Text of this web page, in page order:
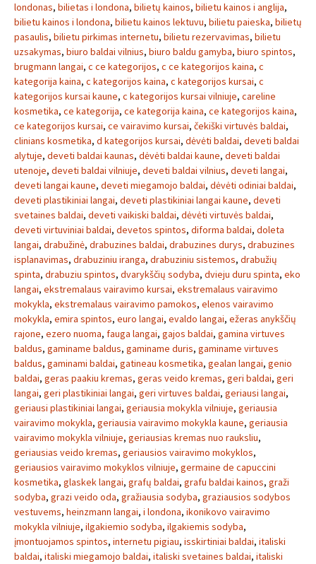
londonas, bilietas i londona, bilietų kainos, bilietu kainos i anglija,
bilietu kainos i londona, bilietu kainos lektuvu, bilietu paieska, bilietų
pasaulis, bilietu pirkimas internetu, bilietu rezervavimas, bilietu
uzsakymas, biuro baldai vilnius, biuro baldu gamyba, biuro spintos,
brugmann langai, c ce kategorijos, c ce kategorijos kaina, c
kategorija kaina, c kategorijos kaina, c kategorijos kursai, c
kategorijos kursai kaune, c kategorijos kursai vilniuje, careline
kosmetika, ce kategorija, ce kategorija kaina, ce kategorijos kaina,
ce kategorijos kursai, ce vairavimo kursai, čekiški virtuvės baldai,
clinians kosmetika, d kategorijos kursai, dėvėti baldai, deveti baldai
alytuje, deveti baldai kaunas, dėvėti baldai kaune, deveti baldai
utenoje, deveti baldai vilniuje, deveti baldai vilnius, deveti langai,
deveti langai kaune, deveti miegamojo baldai, dėvėti odiniai baldai,
deveti plastikiniai langai, deveti plastikiniai langai kaune, deveti
svetaines baldai, deveti vaikiski baldai, dėvėti virtuvės baldai,
deveti virtuviniai baldai, devetos spintos, diforma baldai, doleta
langai, drabužinė, drabuzines baldai, drabuzines durys, drabuzines
isplanavimas, drabuziniu iranga, drabuziniu sistemos, drabužių
spinta, drabuziu spintos, dvarykščių sodyba, dvieju duru spinta, eko
langai, ekstremalaus vairavimo kursai, ekstremalaus vairavimo
mokykla, ekstremalaus vairavimo pamokos, elenos vairavimo
mokykla, emira spintos, euro langai, evaldo langai, ežeras anykščių
rajone, ezero nuoma, fauga langai, gajos baldai, gamina virtuves
baldus, gaminame baldus, gaminame duris, gaminame virtuves
baldus, gaminami baldai, gatineau kosmetika, gealan langai, genio
baldai, geras paakiu kremas, geras veido kremas, geri baldai, geri
langai, geri plastikiniai langai, geri virtuves baldai, geriausi langai,
geriausi plastikiniai langai, geriausia mokykla vilniuje, geriausia
vairavimo mokykla, geriausia vairavimo mokykla kaune, geriausia
vairavimo mokykla vilniuje, geriausias kremas nuo rauksliu,
geriausias veido kremas, geriausios vairavimo mokyklos,
geriausios vairavimo mokyklos vilniuje, germaine de capuccini
kosmetika, glaskek langai, grafų baldai, grafu baldai kainos, graži
sodyba, grazi veido oda, gražiausia sodyba, graziausios sodybos
vestuvems, heinzmann langai, i londona, ikonikovo vairavimo
mokykla vilniuje, ilgakiemio sodyba, ilgakiemis sodyba,
įmontuojamos spintos, internetu pigiau, isskirtiniai baldai, italiski
baldai, italiski miegamojo baldai, italiski svetaines baldai, italiski